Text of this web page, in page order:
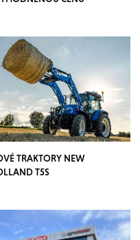
TRAKTORY NEW
T5S